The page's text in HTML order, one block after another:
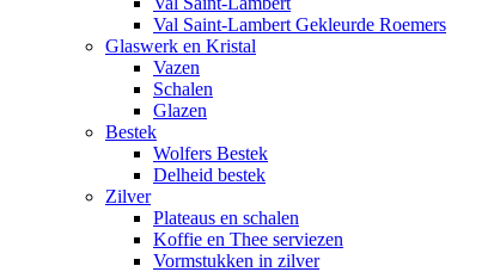
Val Saint-Lambert Gekleurde Roemers
Glaswerk en Kristal
Vazen
Schalen
Glazen
Bestek
Wolfers Bestek
Delheid bestek
Zilver
Plateaus en schalen
Koffie en Thee serviezen
Vormstukken in zilver